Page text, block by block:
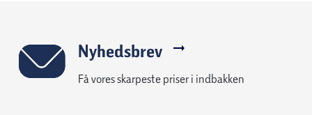
Nyhedsbrev
Få vores skarpeste priser i indbakken